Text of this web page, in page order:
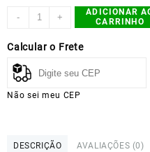
-
HAYDEK-
quantidade
+
ADICIONAR
CARRINHO
Calcular o Frete
Não sei meu CEP
DESCRIÇÃO AVALIAÇÕES (0)